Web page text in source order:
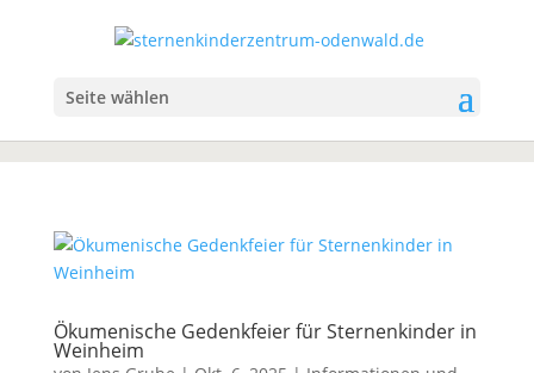
Seite wählen
Ökumenische Gedenkfeier für Sternenkinder in
Weinheim